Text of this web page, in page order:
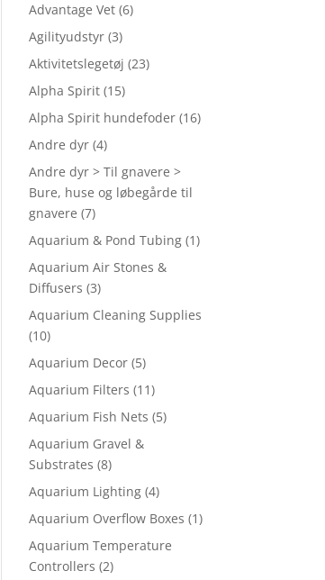
Advantage Vet (6)
Agilityudstyr (3)
Aktivitetslegetøj (23)
Alpha Spirit (15)
Alpha Spirit hundefoder (16)
Andre dyr (4)
Andre dyr > Til gnavere >
Bure, huse og løbegårde til
gnavere (7)
Aquarium & Pond Tubing (1)
Aquarium Air Stones &
Diffusers (3)
Aquarium Cleaning Supplies
(10)
Aquarium Decor (5)
Aquarium Filters (11)
Aquarium Fish Nets (5)
Aquarium Gravel &
Substrates (8)
Aquarium Lighting (4)
Aquarium Overflow Boxes (1)
Aquarium Temperature
Controllers (2)